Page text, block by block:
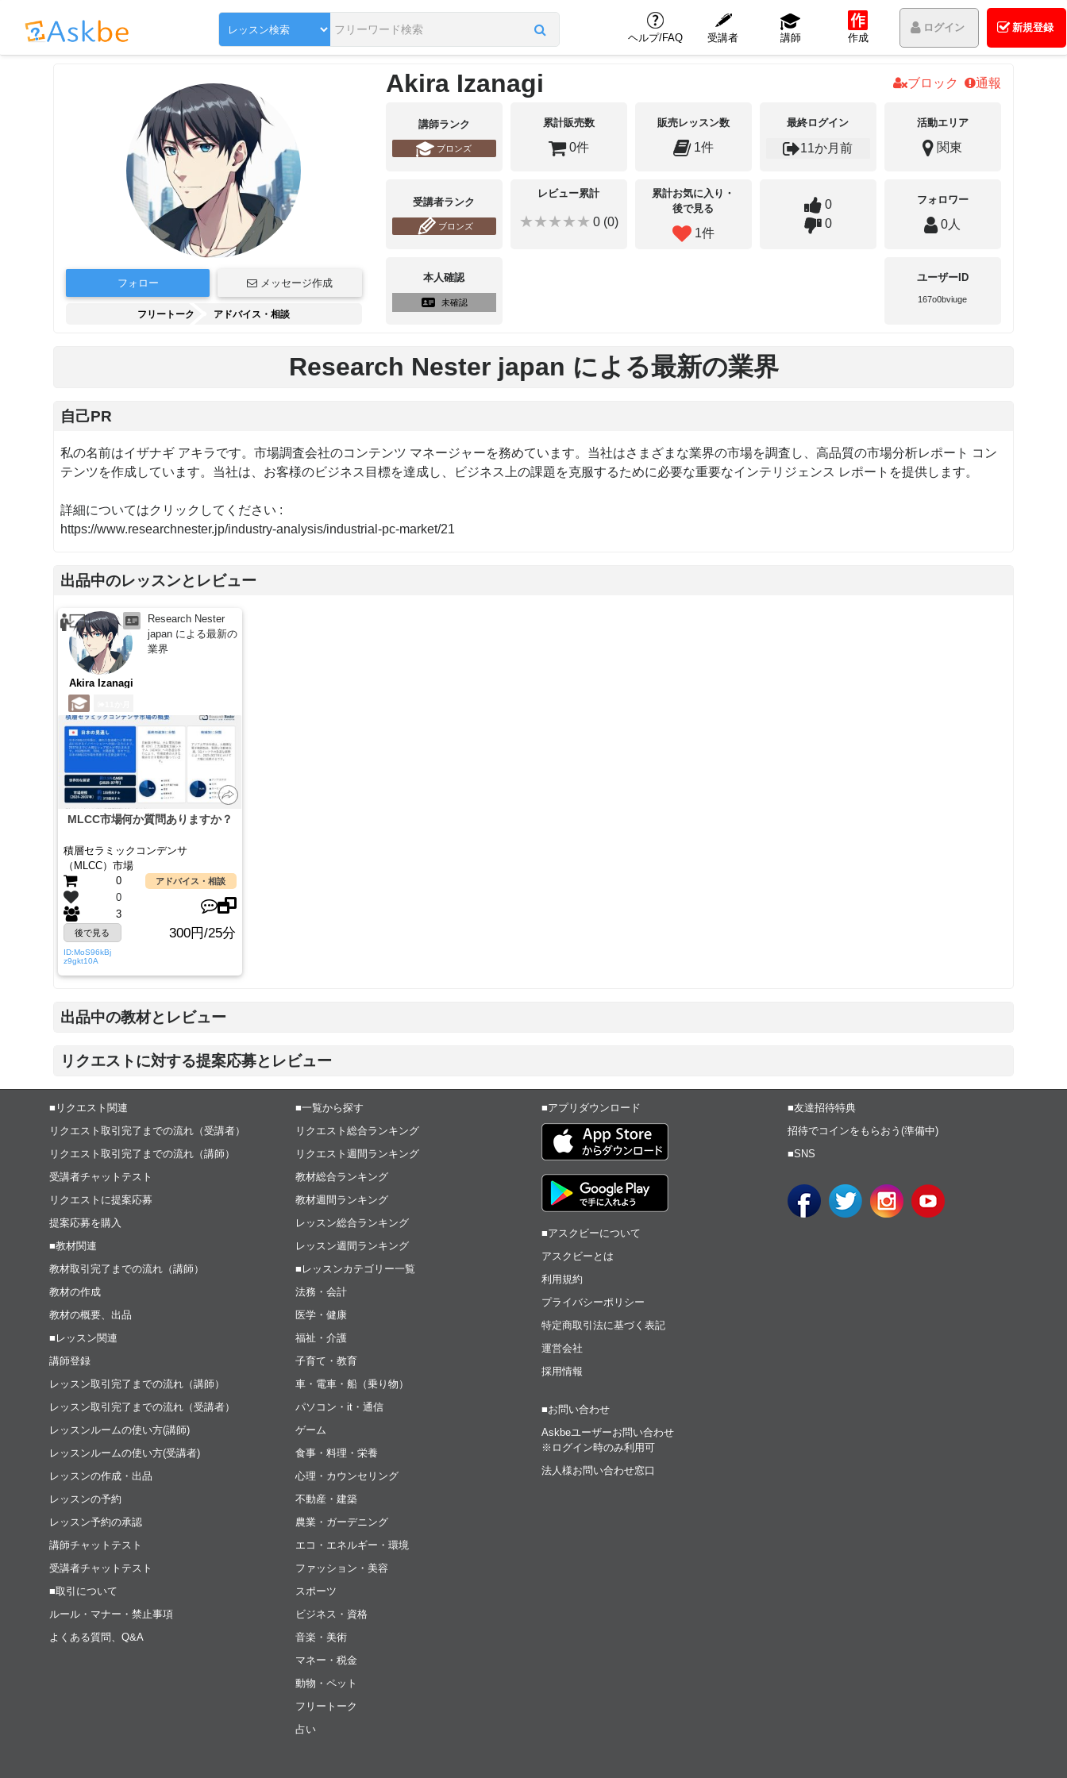
ヘルプ/FAQ 受講者 講師 作成
ログイン 新規登録
フォロー メッセージ作成
フリートーク アドバイス・相談
Akira Izanagi ブロック 通報
講師ランク
ブロンズ
累計販売数
0件
販売レッスン数
1件
最終ログイン
11か月前
活動エリア
関東
受講者ランク
ブロンズ
レビュー累計
★★★★★ 0 (0)
累計お気に入り・
後で見る
1件
0
0
フォロワー
0人
本人確認
未確認
ユーザーID
167o0bviuge
Research Nester japan による最新の業界
自己PR
私の名前はイザナギ アキラです。市場調査会社のコンテンツ マネージャーを務めています。当社はさまざまな業界の市場を調査し、高品質の市場分析レポート コン
テンツを作成しています。当社は、お客様のビジネス目標を達成し、ビジネス上の課題を克服するために必要な重要なインテリジェンス レポートを提供します。
詳細についてはクリックしてください :
https://www.researchnester.jp/industry-analysis/industrial-pc-market/21
出品中のレッスンとレビュー
Akira Izanagi
前
Research Nester
japan による最新の
業界
MLCC市場何か質問ありますか？
積層セラミックコンデンサ
（MLCC）市場
0
0
3
アドバイス・相談
後で見る 300円/25分
ID:MoS96kBj
z9gkt10A
出品中の教材とレビュー
リクエストに対する提案応募とレビュー
■リクエスト関連
リクエスト取引完了までの流れ（受講者）
リクエスト取引完了までの流れ（講師）
受講者チャットテスト
リクエストに提案応募
提案応募を購入
■教材関連
教材取引完了までの流れ（講師）
教材の作成
教材の概要、出品
■レッスン関連
講師登録
レッスン取引完了までの流れ（講師）
レッスン取引完了までの流れ（受講者）
レッスンルームの使い方(講師)
レッスンルームの使い方(受講者)
レッスンの作成・出品
レッスンの予約
レッスン予約の承認
講師チャットテスト
受講者チャットテスト
■取引について
ルール・マナー・禁止事項
よくある質問、Q&A
■一覧から探す
リクエスト総合ランキング
リクエスト週間ランキング
教材総合ランキング
教材週間ランキング
レッスン総合ランキング
レッスン週間ランキング
■レッスンカテゴリー一覧
法務・会計
医学・健康
福祉・介護
子育て・教育
車・電車・船（乗り物）
パソコン・it・通信
ゲーム
食事・料理・栄養
心理・カウンセリング
不動産・建築
農業・ガーデニング
エコ・エネルギー・環境
ファッション・美容
スポーツ
ビジネス・資格
音楽・美術
マネー・税金
動物・ペット
フリートーク
占い
■アプリダウンロード
■アスクビーについて
アスクビーとは
利用規約
プライバシーポリシー
特定商取引法に基づく表記
運営会社
採用情報
■お問い合わせ
Askbeユーザーお問い合わせ
※ログイン時のみ利用可
法人様お問い合わせ窓口
■友達招待特典
招待でコインをもらおう(準備中)
■SNS